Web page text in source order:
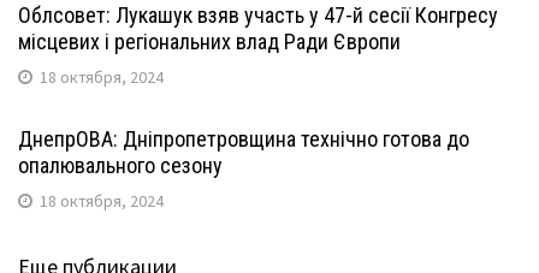
Облсовет: Лукашук взяв участь у 47-й сесії Конгресу
місцевих і регіональних влад Ради Європи
18 октября, 2024
ДнепрОВА: Дніпропетровщина технічно готова до
опалювального сезону
18 октября, 2024
Еще публикации